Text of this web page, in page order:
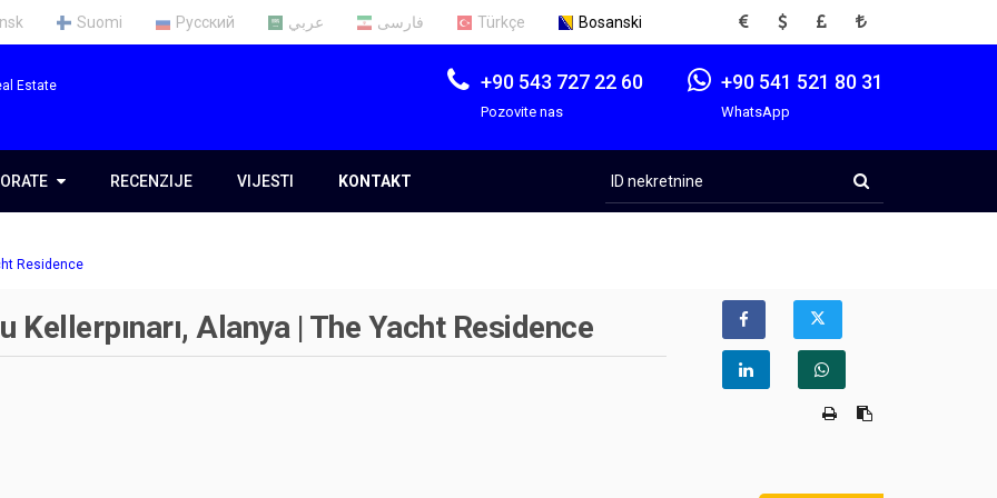
Suomi Русский عربي فارسی Türkçe Bosanski EUR USD GBP TRY
Estate +90 543 727 22 60
Pozovite nas
+90 541 521 80 31
WhatsApp
RECENZIJE VIJESTI KONTAKT
nekretnine
Residence
Alanya | The Yacht Residence